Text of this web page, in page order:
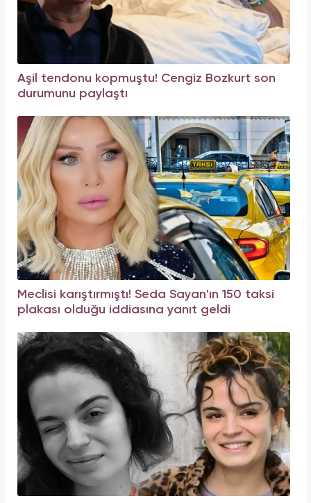
Aşil tendonu kopmuştu! Cengiz Bozkurt son
durumunu paylaştı
Meclisi karıştırmıştı! Seda Sayan'ın 150 taksi
plakası olduğu iddiasına yanıt geldi